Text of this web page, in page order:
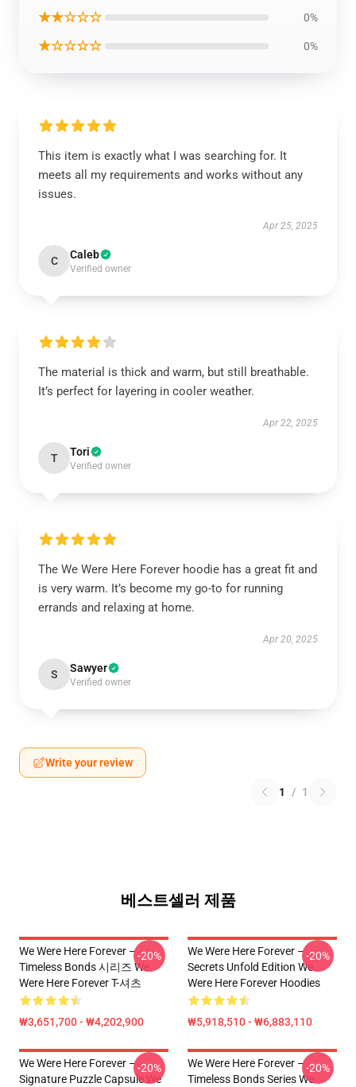
★★☆☆☆ 0%
★☆☆☆☆ 0%
This item is exactly what I was searching for. It
meets all my requirements and works without any
issues.
Apr 25, 2025
C Caleb
Verified owner
The material is thick and warm, but still breathable.
It’s perfect for layering in cooler weather.
Apr 22, 2025
T Tori
Verified owner
The We Were Here Forever hoodie has a great fit and
is very warm. It’s become my go-to for running
errands and relaxing at home.
Apr 20, 2025
S Sawyer
Verified owner
Write your review
1 / 1
베스트셀러 제품
We Were Here Forever –
Timeless Bonds 시리즈 We
Were Here Forever T-셔츠
₩3,651,700 - ₩4,202,900
-20%
We Were Here Forever –
Secrets Unfold Edition We
Were Here Forever Hoodies
₩5,918,510 - ₩6,883,110
-20%
We Were Here Forever –
Signature Puzzle Capsule We
-20%
We Were Here Forever –
Timeless Bonds Series We
-20%